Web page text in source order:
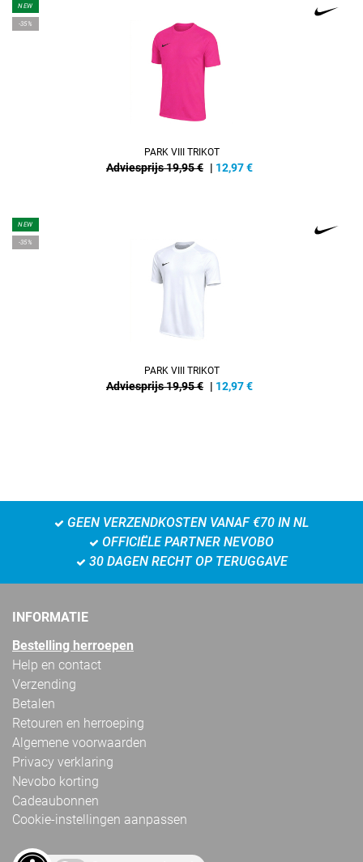
NEW
-35%
PARK VIII TRIKOT
Adviesprijs 19,95 € | 12,97€
NEW
-35%
PARK VIII TRIKOT
Adviesprijs 19,95 € | 12,97€
GEEN VERZENDKOSTEN VANAF €70 IN NL
OFFICIËLE PARTNER NEVOBO
30 DAGEN RECHT OP TERUGGAVE
INFORMATIE
Bestelling herroepen
Help en contact
Verzending
Betalen
Retouren en herroeping
Algemene voorwaarden
Privacy verklaring
Nevobo korting
Cadeaubonnen
Cookie-instellingen aanpassen